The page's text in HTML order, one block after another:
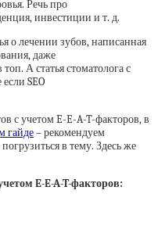
Речь про
инвестиции и т. д.
о лечении зубов, написанная
даже
А статья стоматолога с
SEO
с учетом E-E-A-T-факторов, в
гайде– рекомендуем
в тему. Здесь же
E-E-A-T-факторов: